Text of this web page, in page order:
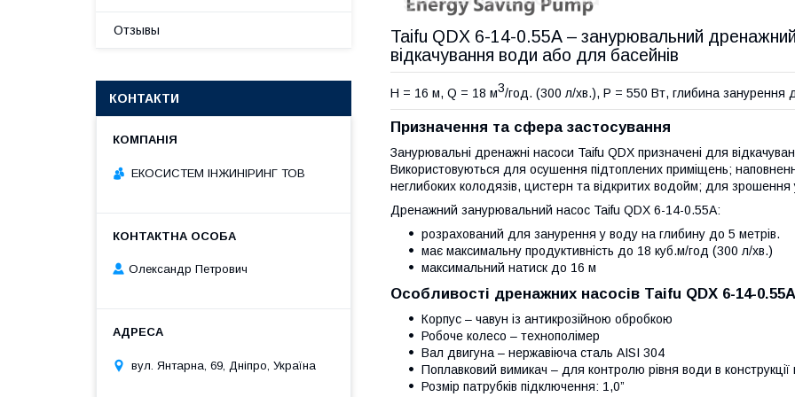
Taifu QDX 6-14-0.55A – занурювальний
відкачування води або для басейнів
Н = 16 м, Q = 18 м3/год. (300 л/хв.), Р = 550 Вт, глибина занурення
Призначення та сфера застосування
Занурювальні дренажні насоси Taifu QDX призначені для
Використовуються для осушення підтоплених приміщень;
неглибоких колодязів, цистерн та відкритих водойм; для зрошення
Дренажний занурювальний насос Taifu QDX 6-14-0.55A:
розрахований для занурення у воду на глибину до 5 метрів.
має максимальну продуктивність до 18 куб.м/год (300 л/хв.)
максимальний натиск до 16 м
Особливості дренажних насосів Taifu QDX 6-14-0.55A
Корпус – чавун із антикрозійною обробкою
Робоче колесо – технополімер
Вал двигуна – нержавіюча сталь AISI 304
Поплавковий вимикач – для контролю рівня води в
Розмір патрубків підключення: 1,0”
Отзывы
КОНТАКТИ
ЕКОСИСТЕМ ІНЖИНІРИНГ ТОВ
Олександр Петрович
вул. Янтарна, 69, Дніпро, Україна